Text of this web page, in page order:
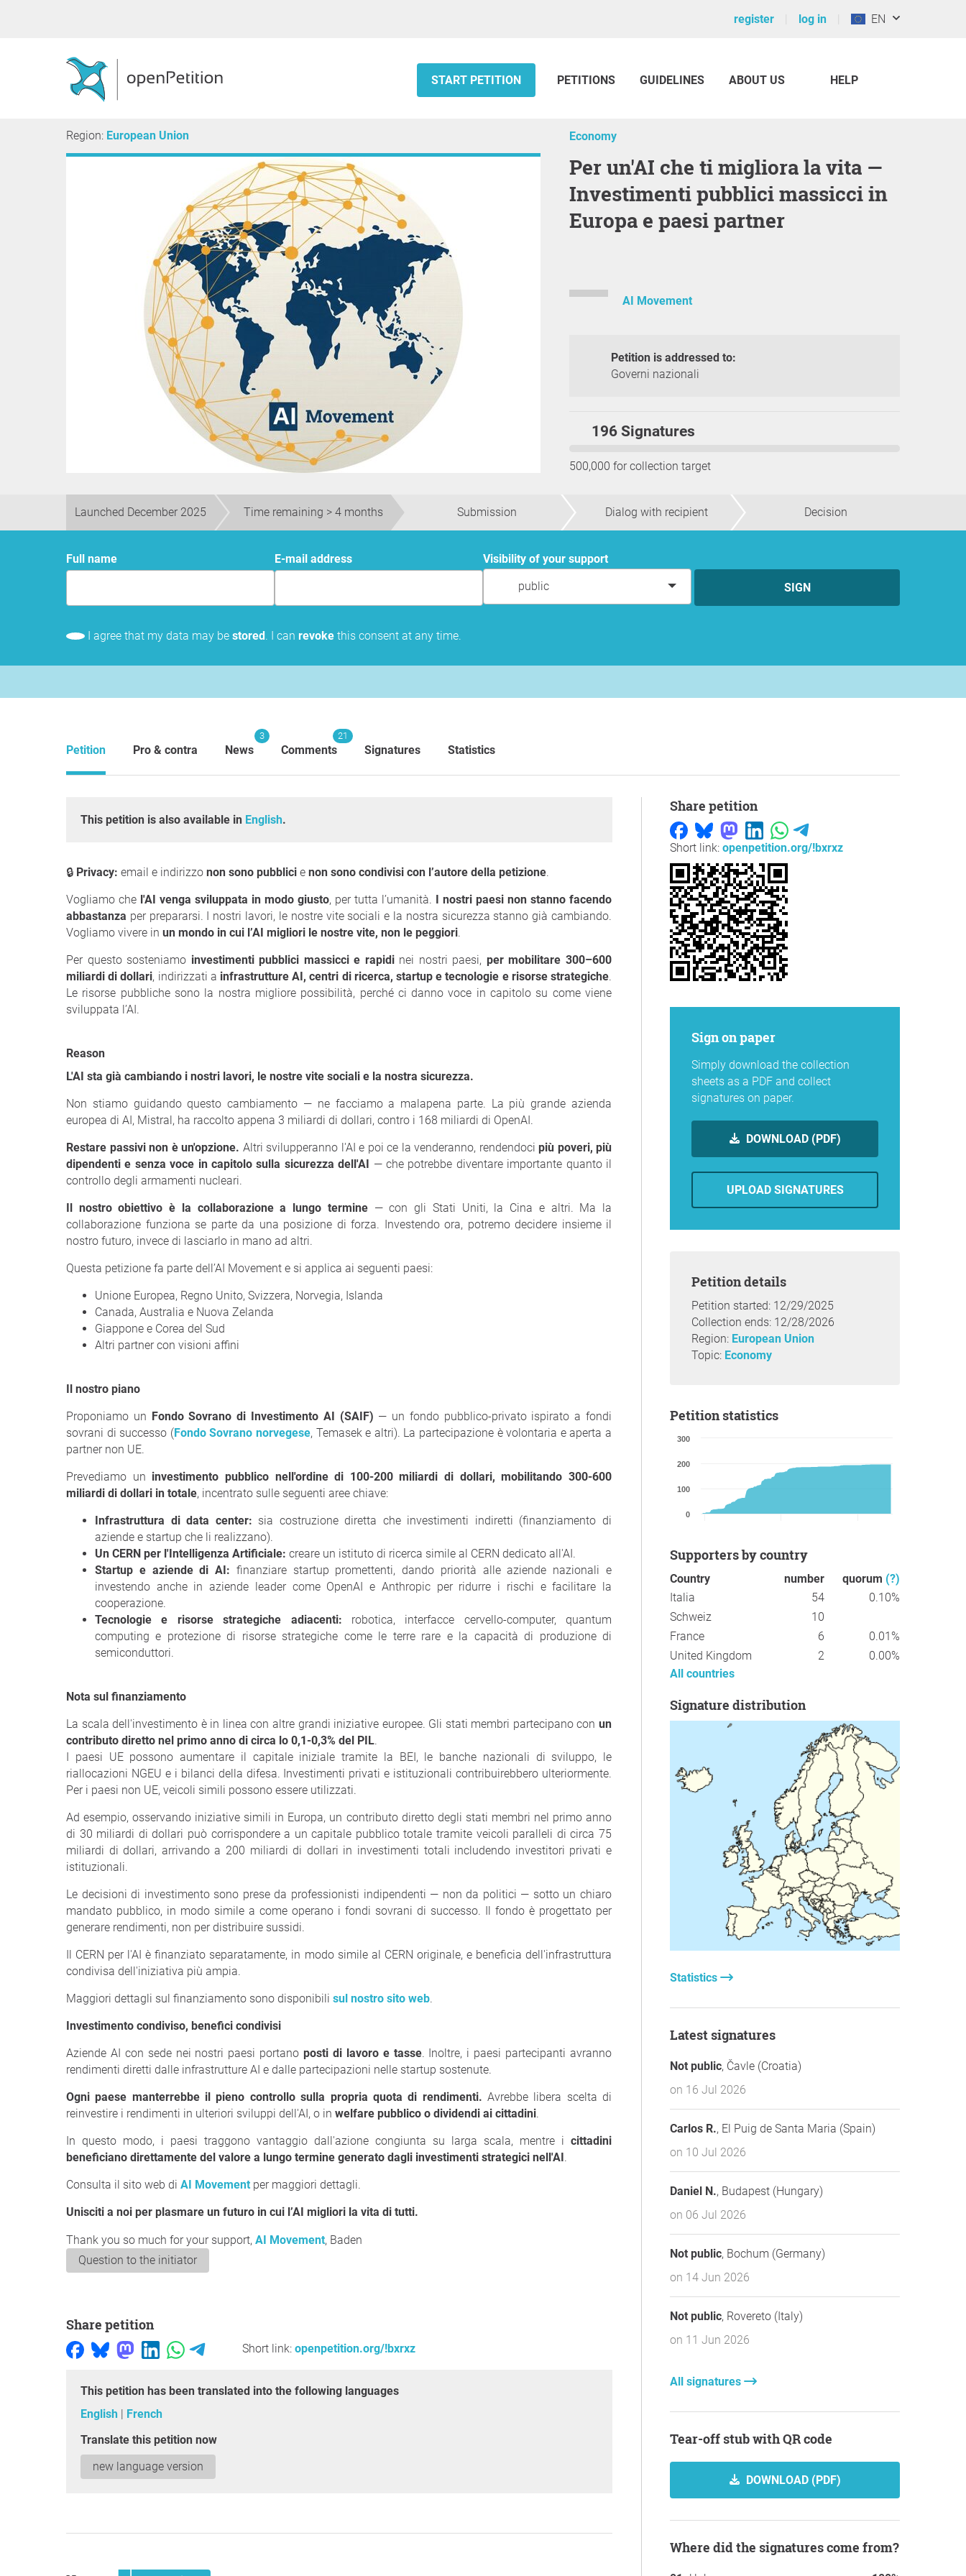
register log in EN
START PETITION PETITIONS GUIDELINES ABOUT US HELP
Region: European Union Economy
Per un'AI che ti migliora la vita —
Investimenti pubblici massicci in
Europa e paesi partner
AI Movement
Petition is addressed to:
Governi nazionali
196 Signatures
500,000 for collection target
Launched December 2025 Time remaining > 4 months Submission Dialog with recipient Decision
Full name E-mail address
Visibility of your support
public
SIGN
I agree that my data may be stored. I can revoke this consent at any time.
Petition Pro & contra News
3
Comments
21
Signatures Statistics
This petition is also available in English.
🔒 Privacy: email e indirizzo non sono pubblici e non sono condivisi con l’autore della petizione.
Vogliamo che l'AI venga sviluppata in modo giusto, per tutta l’umanità. I nostri paesi non stanno facendo
abbastanza per prepararsi. I nostri lavori, le nostre vite sociali e la nostra sicurezza stanno già cambiando.
Vogliamo vivere in un mondo in cui l’AI migliori le nostre vite, non le peggiori.
Per questo sosteniamo investimenti pubblici massicci e rapidinei nostri paesi, per mobilitare 300–600
miliardi di dollari, indirizzati a infrastrutture AI, centri di ricerca, startup e tecnologie e risorse strategiche.
Le risorse pubbliche sono la nostra migliore possibilità, perché ci danno voce in capitolo su come viene
sviluppata l’AI.
Reason
L'AI sta già cambiando i nostri lavori, le nostre vite sociali e la nostra sicurezza.
Non stiamo guidando questo cambiamento — ne facciamo a malapena parte. La più grande azienda
europea di AI, Mistral, ha raccolto appena 3 miliardi di dollari, contro i 168 miliardi di OpenAI.
Restare passivi non è un'opzione. Altri svilupperanno l'AI e poi ce la venderanno, rendendoci più poveri, più
dipendenti e senza voce in capitolo sulla sicurezza dell'AI — che potrebbe diventare importante quanto il
controllo degli armamenti nucleari.
Il nostro obiettivo è la collaborazione a lungo termine — con gli Stati Uniti, la Cina e altri. Ma la
collaborazione funziona se parte da una posizione di forza. Investendo ora, potremo decidere insieme il
nostro futuro, invece di lasciarlo in mano ad altri.
Questa petizione fa parte dell’AI Movement e si applica ai seguenti paesi:
Unione Europea, Regno Unito, Svizzera, Norvegia, Islanda
Canada, Australia e Nuova Zelanda
Giappone e Corea del Sud
Altri partner con visioni affini
Il nostro piano
Proponiamo un Fondo Sovrano di Investimento AI (SAIF) — un fondo pubblico-privato ispirato a fondi
sovrani di successo (Fondo Sovrano norvegese, Temasek e altri). La partecipazione è volontaria e aperta a
partner non UE.
Prevediamo un investimento pubblico nell'ordine di 100-200 miliardi di dollari, mobilitando 300-600
miliardi di dollari in totale, incentrato sulle seguenti aree chiave:
Infrastruttura di data center: sia costruzione diretta che investimenti indiretti (finanziamento di
aziende e startup che li realizzano).
Un CERN per l'Intelligenza Artificiale: creare un istituto di ricerca simile al CERN dedicato all'AI.
Startup e aziende di AI: finanziare startup promettenti, dando priorità alle aziende nazionali e
investendo anche in aziende leader come OpenAI e Anthropic per ridurre i rischi e facilitare la
cooperazione.
Tecnologie e risorse strategiche adiacenti: robotica, interfacce cervello-computer, quantum
computing e protezione di risorse strategiche come le terre rare e la capacità di produzione di
semiconduttori.
Nota sul finanziamento
La scala dell'investimento è in linea con altre grandi iniziative europee. Gli stati membri partecipano con un
contributo diretto nel primo anno di circa lo 0,1-0,3% del PIL.
I paesi UE possono aumentare il capitale iniziale tramite la BEI, le banche nazionali di sviluppo, le
riallocazioni NGEU e i bilanci della difesa. Investimenti privati e istituzionali contribuirebbero ulteriormente.
Per i paesi non UE, veicoli simili possono essere utilizzati.
Ad esempio, osservando iniziative simili in Europa, un contributo diretto degli stati membri nel primo anno
di 30 miliardi di dollari può corrispondere a un capitale pubblico totale tramite veicoli paralleli di circa 75
miliardi di dollari, arrivando a 200 miliardi di dollari in investimenti totali includendo investitori privati e
istituzionali.
Le decisioni di investimento sono prese da professionisti indipendenti — non da politici — sotto un chiaro
mandato pubblico, in modo simile a come operano i fondi sovrani di successo. Il fondo è progettato per
generare rendimenti, non per distribuire sussidi.
Il CERN per l'AI è finanziato separatamente, in modo simile al CERN originale, e beneficia dell'infrastruttura
condivisa dell'iniziativa più ampia.
Maggiori dettagli sul finanziamento sono disponibili sul nostro sito web.
Investimento condiviso, benefici condivisi
Aziende AI con sede nei nostri paesi portanoposti di lavoro e tasse. Inoltre, i paesi partecipanti avranno
rendimenti diretti dalle infrastrutture AI e dalle partecipazioni nelle startup sostenute.
Ogni paese manterrebbe il pieno controllo sulla propria quota di rendimenti. Avrebbe libera scelta di
reinvestire i rendimenti in ulteriori sviluppi dell'AI, o in welfare pubblico o dividendi ai cittadini.
In questo modo, i paesi traggono vantaggio dall'azione congiunta su larga scala, mentre i cittadini
beneficiano direttamente del valore a lungo termine generato dagli investimenti strategici nell'AI.
Consulta il sito web di AI Movement per maggiori dettagli.
Unisciti a noi per plasmare un futuro in cui l’AI migliori la vita di tutti.
Thank you so much for your support, AI Movement, Baden
Question to the initiator
Share petition
Short link: openpetition.org/!bxrxz
This petition has been translated into the following languages
English
French
Translate this petition now
new language version
Share petition
Short link: openpetition.org/!bxrxz
Sign on paper
Simply download the collection
sheets as a PDF and collect
signatures on paper.
DOWNLOAD (PDF)
UPLOAD SIGNATURES
Petition details
Petition started: 12/29/2025
Collection ends: 12/28/2026
Region: European Union
Topic: Economy
Petition statistics
0
100
200
300
Supporters by country
Country number quorum (?)
Italia
54
0.10%
Schweiz
10
France
6
0.01%
United Kingdom
2
0.00%
All countries
Signature distribution
Statistics
Latest signatures
Not public, Čavle (Croatia)
on 16 Jul 2026
Carlos R., El Puig de Santa Maria (Spain)
on 10 Jul 2026
Daniel N., Budapest (Hungary)
on 06 Jul 2026
Not public, Bochum (Germany)
on 14 Jun 2026
Not public, Rovereto (Italy)
on 11 Jun 2026
All signatures
Tear-off stub with QR code
DOWNLOAD (PDF)
Where did the signatures come from?